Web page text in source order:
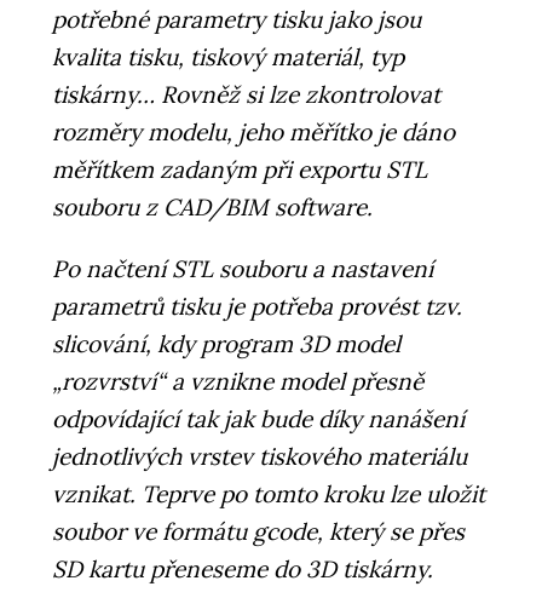
potřebné parametry tisku jako jsou
kvalita tisku, tiskový materiál, typ
tiskárny… Rovněž si lze zkontrolovat
rozměry modelu, jeho měřítko je dáno
měřítkem zadaným při exportu STL
souboru z CAD/BIM software.
Po načtení STL souboru a nastavení
parametrů tisku je potřeba provést tzv.
slicování, kdy program 3D model
„rozvrství“ a vznikne model přesně
odpovídající tak jak bude díky nanášení
jednotlivých vrstev tiskového materiálu
vznikat. Teprve po tomto kroku lze uložit
soubor ve formátu gcode, který se přes
SD kartu přeneseme do 3D tiskárny.